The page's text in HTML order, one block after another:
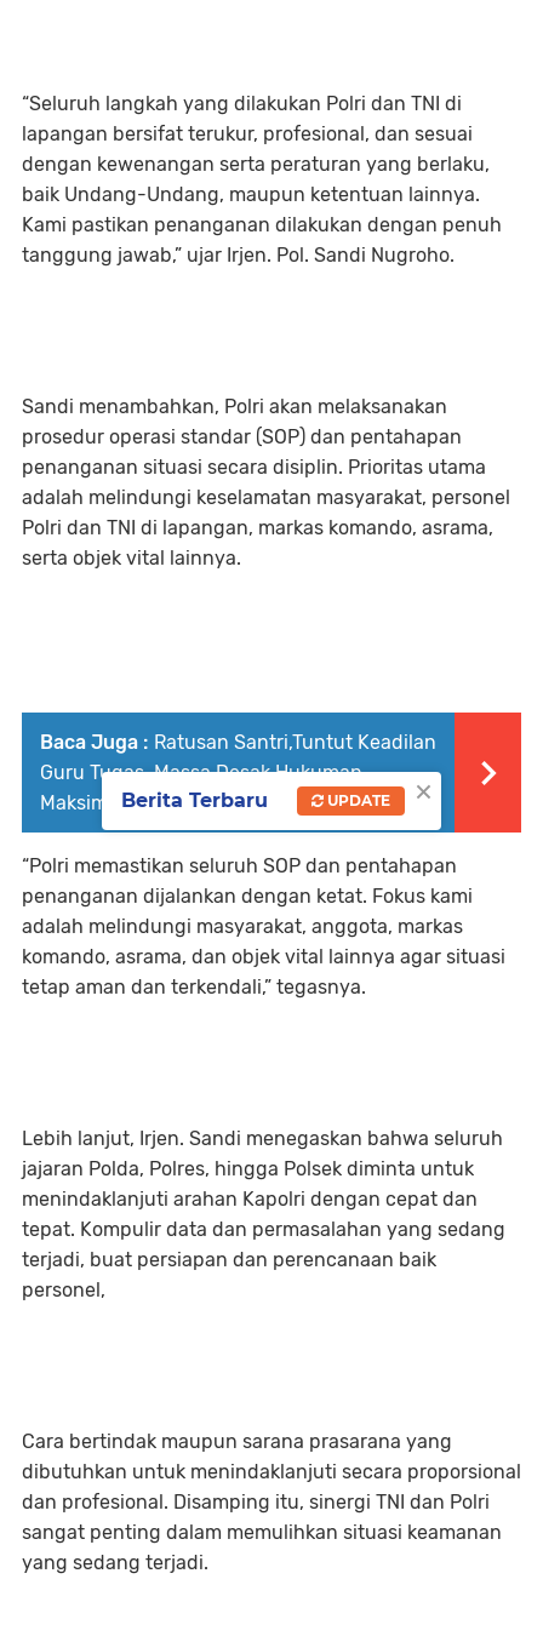
“Seluruh langkah yang dilakukan Polri dan TNI di
lapangan bersifat terukur, profesional, dan sesuai
dengan kewenangan serta peraturan yang berlaku,
baik Undang-Undang, maupun ketentuan lainnya.
Kami pastikan penanganan dilakukan dengan penuh
tanggung jawab,” ujar Irjen. Pol. Sandi Nugroho.
Sandi menambahkan, Polri akan melaksanakan
prosedur operasi standar (SOP) dan pentahapan
penanganan situasi secara disiplin. Prioritas utama
adalah melindungi keselamatan masyarakat, personel
Polri dan TNI di lapangan, markas komando, asrama,
serta objek vital lainnya.
Baca Juga : Ratusan Santri,Tuntut Keadilan
Guru Tugas, Massa Desak Hukuman
Maksimal Pelaku
“Polri memastikan seluruh SOP dan pentahapan
penanganan dijalankan dengan ketat. Fokus kami
adalah melindungi masyarakat, anggota, markas
komando, asrama, dan objek vital lainnya agar situasi
tetap aman dan terkendali,” tegasnya.
Lebih lanjut, Irjen. Sandi menegaskan bahwa seluruh
jajaran Polda, Polres, hingga Polsek diminta untuk
menindaklanjuti arahan Kapolri dengan cepat dan
tepat. Kompulir data dan permasalahan yang sedang
terjadi, buat persiapan dan perencanaan baik
personel,
Cara bertindak maupun sarana prasarana yang
dibutuhkan untuk menindaklanjuti secara proporsional
dan profesional. Disamping itu, sinergi TNI dan Polri
sangat penting dalam memulihkan situasi keamanan
yang sedang terjadi.
×
Berita Terbaru UPDATE